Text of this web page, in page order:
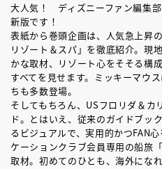
大人気！ ディズニーファン編集部
新版です！
表紙から巻頭企画は、人気急上昇
リゾート＆スパ」を徹底紹介。現
かな取材、リゾート心をそそる構
すべてを見せます。ミッキーマウ
ちも多数登場。
そしてもちろん、USフロリダ＆カ
ド。とはいえ、従来のガイドブッ
るビジュアルで、実用的かつFAN
ケーションクラブ会員専用の船旅
取材。初めてのひとも、海外にな